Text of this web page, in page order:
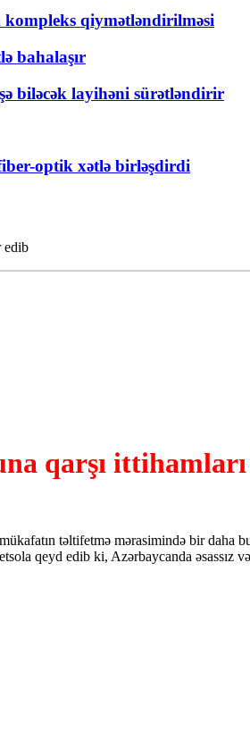
qiymətləndirilməsi
bahalaşır
biləcək layihəni sürətləndirir
optik xətlə birləşdirdi
edib
qarşı ittihamları
təltifetmə mərasimində bir daha
qeyd edib ki, Azərbaycanda əsassız